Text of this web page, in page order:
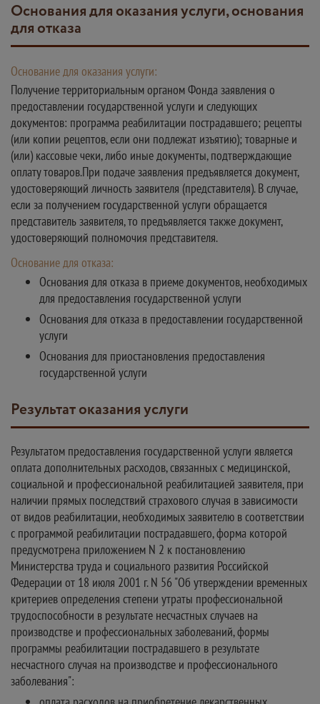
Основания для оказания услуги, основания
для отказа
Основание для оказания услуги:
Получение территориальным органом Фонда заявления о
предоставлении государственной услуги и следующих
документов: программа реабилитации пострадавшего; рецепты
(или копии рецептов, если они подлежат изъятию); товарные и
(или) кассовые чеки, либо иные документы, подтверждающие
оплату товаров.При подаче заявления предъявляется документ,
удостоверяющий личность заявителя (представителя). В случае,
если за получением государственной услуги обращается
представитель заявителя, то предъявляется также документ,
удостоверяющий полномочия представителя.
Основание для отказа:
Основания для отказа в приеме документов, необходимых
для предоставления государственной услуги
Основания для отказа в предоставлении государственной
услуги
Основания для приостановления предоставления
государственной услуги
Результат оказания услуги
Результатом предоставления государственной услуги является
оплата дополнительных расходов, связанных с медицинской,
социальной и профессиональной реабилитацией заявителя, при
наличии прямых последствий страхового случая в зависимости
от видов реабилитации, необходимых заявителю в соответствии
с программой реабилитации пострадавшего, форма которой
предусмотрена приложением N 2 к постановлению
Министерства труда и социального развития Российской
Федерации от 18 июля 2001 г. N 56 "Об утверждении временных
критериев определения степени утраты профессиональной
трудоспособности в результате несчастных случаев на
производстве и профессиональных заболеваний, формы
программы реабилитации пострадавшего в результате
несчастного случая на производстве и профессионального
заболевания":